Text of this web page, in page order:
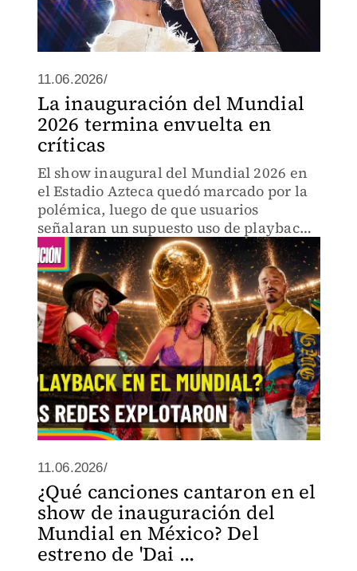
11.06.2026/
La inauguración del Mundial
2026 termina envuelta en
críticas
El show inaugural del Mundial 2026 en
el Estadio Azteca quedó marcado por la
polémica, luego de que usuarios
señalaran un supuesto uso de playback
por parte de varios artistas
11.06.2026/
¿Qué canciones cantaron en el
show de inauguración del
Mundial en México? Del
estreno de 'Dai ...